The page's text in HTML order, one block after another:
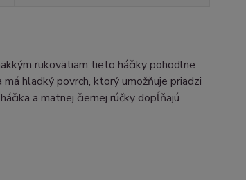
rukovätiam tieto háčiky pohodlne
má hladký povrch, ktorý umožňuje priadzi
a matnej čiernej rúčky dopĺňajú